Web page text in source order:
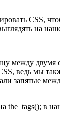
CSS,
на
между двумя
ведь мы
запятые
the_tags(); в